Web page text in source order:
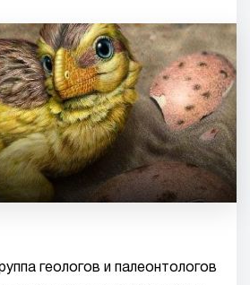
геологов и палеонтологов